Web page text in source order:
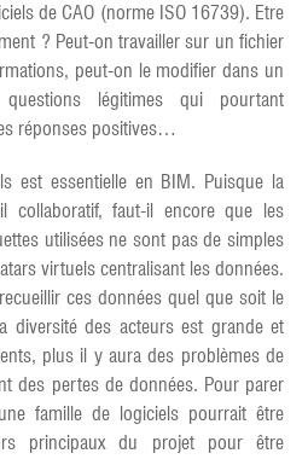
de CAO (norme ISO 16739). Etre
? Peut-on travailler sur un fichier
peut-on le modifier dans un
légitimes qui pourtant
réponses positives…
est essentielle en BIM. Puisque la
faut-il encore que les
utilisées ne sont pas de simples
virtuels centralisant les données.
ces données quel que soit le
diversité des acteurs est grande et
plus il y aura des problèmes de
des pertes de données. Pour parer
famille de logiciels pourrait être
principaux du projet pour être